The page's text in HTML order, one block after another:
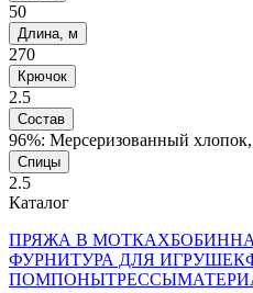
50
Длина, м
270
Крючок
2.5
Состав
96%: Мерсеризованный
Спицы
2.5
Каталог
ПРЯЖА В МОТКАХ
ФУРНИТУРА ДЛЯ ИГРУШЕК
ПОМПОНЫТРЕССЫ